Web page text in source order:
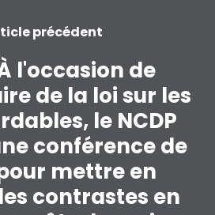
Accueil
Shop
précédent
l'occasion de
de la loi sur les
le NCDP
conférence de
mettre en
contrastes en